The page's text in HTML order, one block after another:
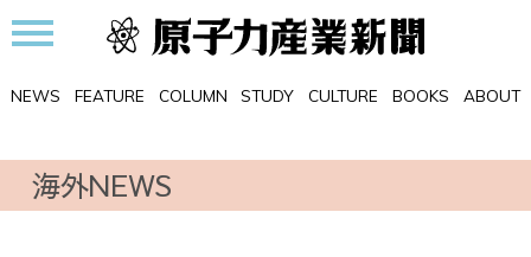
NEWS FEATURE COLUMN STUDY CULTURE BOOKS ABOUT
海外NEWS